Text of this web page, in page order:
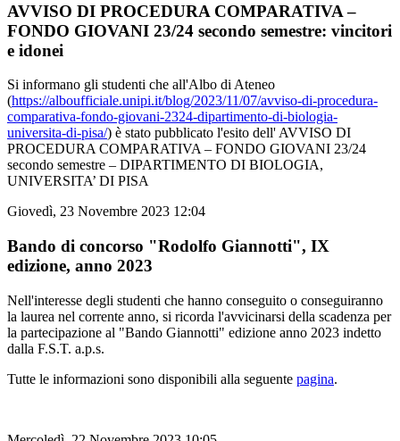
AVVISO DI PROCEDURA COMPARATIVA –
FONDO GIOVANI 23/24 secondo semestre: vincitori
e idonei
Si informano gli studenti che all'Albo di Ateneo
(https://alboufficiale.unipi.it/blog/2023/11/07/avviso-di-procedura-
comparativa-fondo-giovani-2324-dipartimento-di-biologia-
universita-di-pisa/) è stato pubblicato l'esito dell' AVVISO DI
PROCEDURA COMPARATIVA – FONDO GIOVANI 23/24
secondo semestre – DIPARTIMENTO DI BIOLOGIA,
UNIVERSITA’ DI PISA
Giovedì, 23 Novembre 2023 12:04
Bando di concorso "Rodolfo Giannotti", IX
edizione, anno 2023
Nell'interesse degli studenti che hanno conseguito o conseguiranno
la laurea nel corrente anno, si ricorda l'avvicinarsi della scadenza per
la partecipazione al "Bando Giannotti" edizione anno 2023 indetto
dalla F.S.T. a.p.s.
Tutte le informazioni sono disponibili alla seguente pagina.